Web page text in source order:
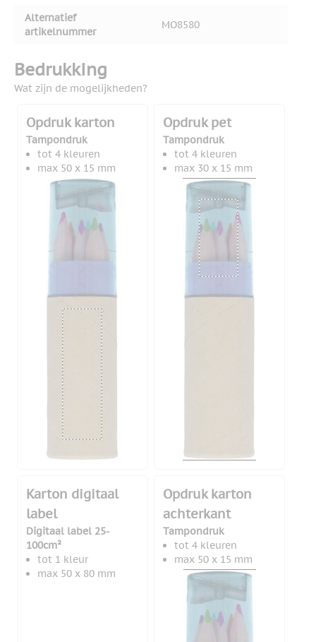
Alternatief
artikelnummer
MO8580
Bedrukking
Wat zijn de mogelijkheden?
Opdruk karton
Tampondruk
tot 4 kleuren
max 50 x 15 mm
Opdruk pet
Tampondruk
tot 4 kleuren
max 30 x 15 mm
Karton digitaal
label
Digitaal label 25-
100cm²
tot 1 kleur
max 50 x 80 mm
Opdruk karton
achterkant
Tampondruk
tot 4 kleuren
max 50 x 15 mm